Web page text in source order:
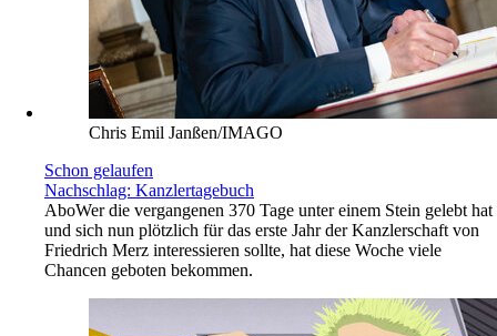
Chris Emil Janßen/IMAGO
Schon gelaufen
Nachschlag: Kanzlertagebuch
AboWer die vergangenen 370 Tage unter einem Stein gelebt hat
und sich nun plötzlich für das erste Jahr der Kanzlerschaft von
Friedrich Merz interessieren sollte, hat diese Woche viele
Chancen geboten bekommen.